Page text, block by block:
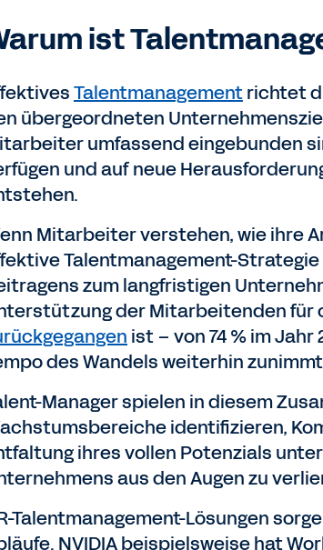
ist
Talentmanagementrichtet
übergeordneten
umfassend eingebunden
und auf neue
Mitarbeiter verstehen, wie ihre
Talentmanagement-
zum langfristigen
der Mitarbeitenden für
ist – von 74 % im
des Wandels weiterhin
Manager spielen in diesem
identifizieren,
ihres vollen Potenzials
aus den Augen zu
Talentmanagement-Lösungen
NVIDIA beispielsweise hat